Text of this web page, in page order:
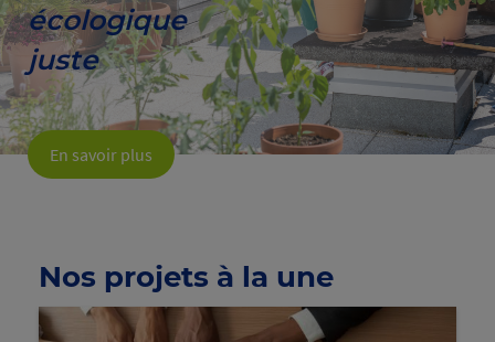
écologique
juste
En savoir plus
Nos projets à la une